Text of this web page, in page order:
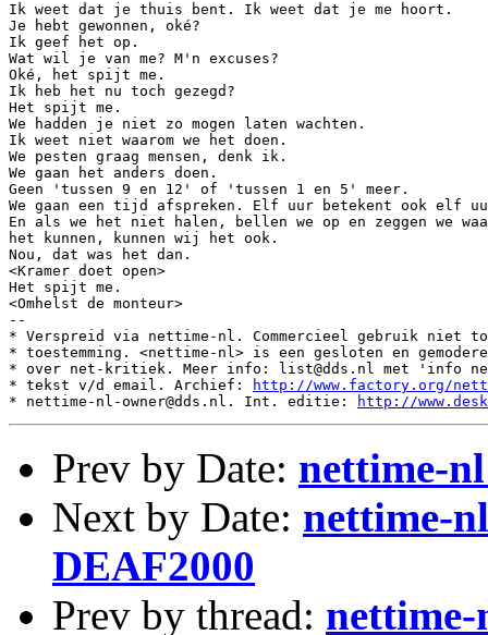
Ik weet dat je thuis bent. Ik weet dat je me hoort.
Je hebt gewonnen, oké?
Ik geef het op.
Wat wil je van me? M'n excuses?
Oké, het spijt me.
Ik heb het nu toch gezegd?
Het spijt me.
We hadden je niet zo mogen laten wachten.
Ik weet niet waarom we het doen.
We pesten graag mensen, denk ik.
We gaan het anders doen.
Geen 'tussen 9 en 12' of 'tussen 1 en 5' meer.
We gaan een tijd afspreken. Elf uur betekent ook elf
En als we het niet halen, bellen we op en zeggen we
het kunnen, kunnen wij het ook.
Nou, dat was het dan.
<Kramer doet open>
Het spijt me.
<Omhelst de monteur>
--
* Verspreid via nettime-nl. Commercieel gebruik niet
* toestemming. <nettime-nl> is een gesloten en
* over net-kritiek. Meer info: list@dds.nl met 'info
* tekst v/d email. Archief:
http://www.factory.org/
* nettime-nl-owner@dds.nl. Int. editie:
http://
Prev by Date: nettime-
Next by Date: nettime-
DEAF2000
Prev by thread: